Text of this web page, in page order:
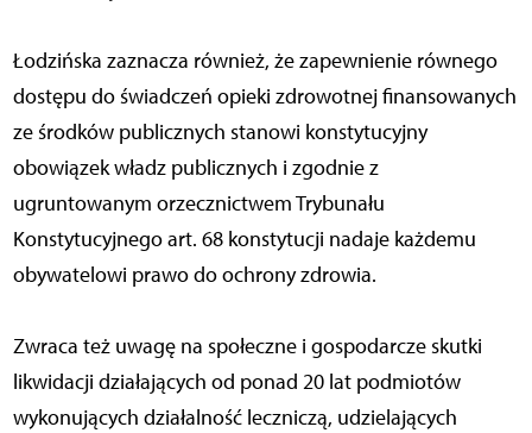
Łodzińska zaznacza również, że zapewnienie równego
dostępu do świadczeń opieki zdrowotnej finansowanych
ze środków publicznych stanowi konstytucyjny
obowiązek władz publicznych i zgodnie z
ugruntowanym orzecznictwem Trybunału
Konstytucyjnego art. 68 konstytucji nadaje każdemu
obywatelowi prawo do ochrony zdrowia.
Zwraca też uwagę na społeczne i gospodarcze skutki
likwidacji działających od ponad 20 lat podmiotów
wykonujących działalność leczniczą, udzielających